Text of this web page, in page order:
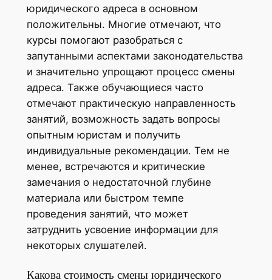
юридического адреса в основном
положительны. Многие отмечают, что
курсы помогают разобраться с
запутанными аспектами законодательства
и значительно упрощают процесс смены
адреса. Также обучающиеся часто
отмечают практическую направленность
занятий, возможность задать вопросы
опытным юристам и получить
индивидуальные рекомендации. Тем не
менее, встречаются и критические
замечания о недостаточной глубине
материала или быстром темпе
проведения занятий, что может
затруднить усвоение информации для
некоторых слушателей.
Какова стоимость смены юридического